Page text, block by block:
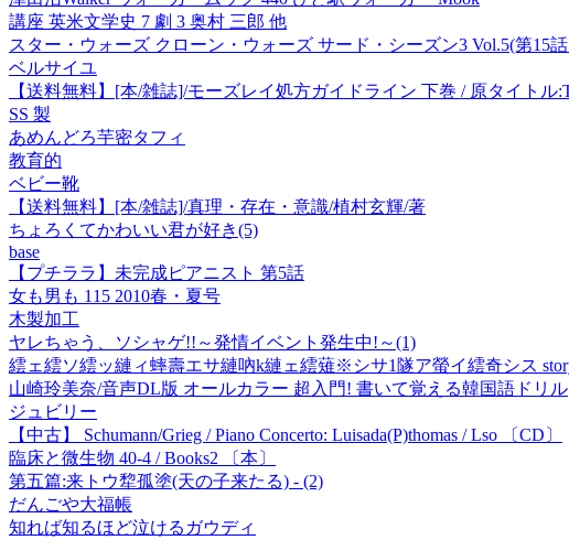
講座 英米文学史 7 劇 3 奥村 三郎 他
スター・ウォーズ クローン・ウォーズ サード・シーズン3 Vol.5(第15
ベルサイユ
【送料無料】[本/雑誌]/モーズレイ処方ガイドライン 下巻 / 原タイトル
SS 製
あめんどろ芋密タフィ
教育的
ベビー靴
【送料無料】[本/雑誌]/真理・存在・意識/植村玄輝/著
ちょろくてかわいい君が好き(5)
base
【プチララ】未完成ピアニスト 第5話
女も男も 115 2010春・夏号
木製加工
ヤレちゃう、ソシャゲ!!～発情イベント発生中!～(1)
繧ェ繧ソ繧ッ縺ィ蟀壽エサ縺吶k縺ェ繧薙※シサ1隧ア螢イ繧奇シス
山崎玲美奈/音声DL版 オールカラー 超入門! 書いて覚える韓国語ドリル
ジュビリー
【中古】 Schumann/Grieg / Piano Concerto: Luisada(P)thomas / Lso 〔CD〕
臨床と微生物 40-4 / Books2 〔本〕
第五篇:来トウ犂孤塗(天の子来たる) - (2)
だんごや大福帳
知れば知るほど泣けるガウディ